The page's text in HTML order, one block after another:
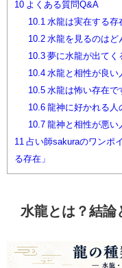
10 よくある質問Q&A
10.1 水龍は実在する存
10.2水龍を見るのはど
10.3夢に水龍が出てく
10.4水龍と相性が良い
10.5水龍は怖い存在で
10.6龍神に好かれる人
10.7龍神と相性が悪い
11 占い師sakuraのワンポ
る存在」
水龍とは？結論